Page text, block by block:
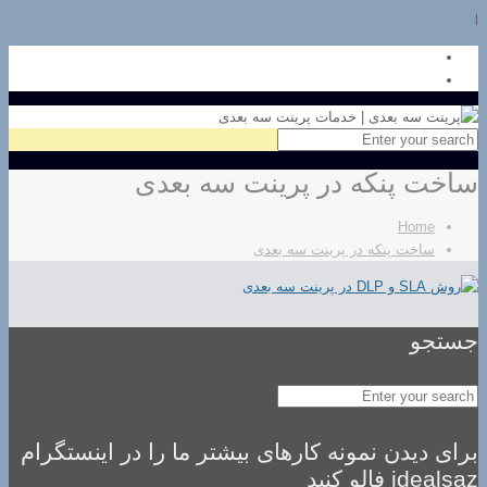
ساخت پنکه در پرینت سه بعدی
Home
ساخت پنکه در پرینت سه بعدی
جستجو
برای دیدن نمونه کارهای بیشتر ما را در اینستگرام
idealsaz فالو کنید